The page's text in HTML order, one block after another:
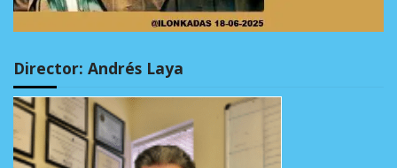
Director: Andrés Laya